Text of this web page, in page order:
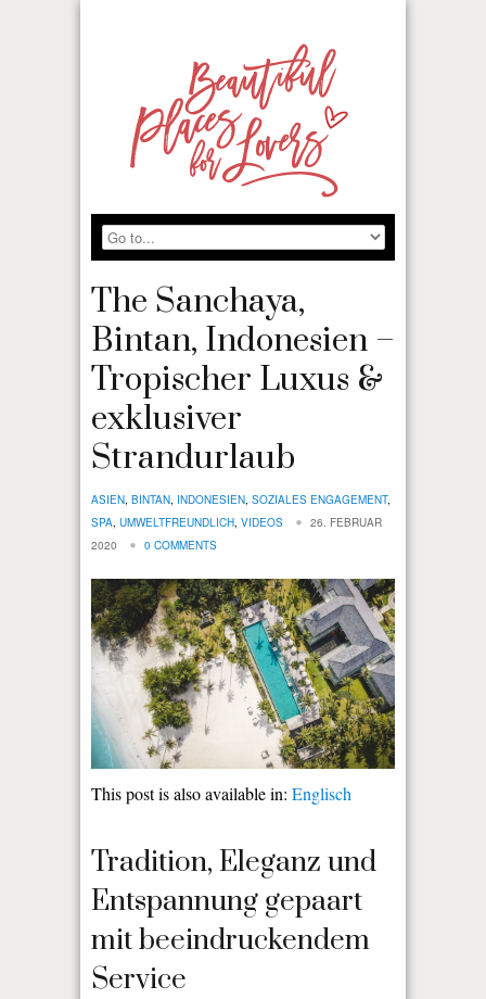
The Sanchaya,
Bintan, Indonesien –
Tropischer Luxus &
exklusiver
Strandurlaub
ASIEN, BINTAN, INDONESIEN, SOZIALES ENGAGEMENT,
SPA, UMWELTFREUNDLICH, VIDEOS
26. FEBRUAR
2020
0 COMMENTS
This post is also available in: Englisch
Tradition, Eleganz und
Entspannung gepaart
mit beeindruckendem
Service